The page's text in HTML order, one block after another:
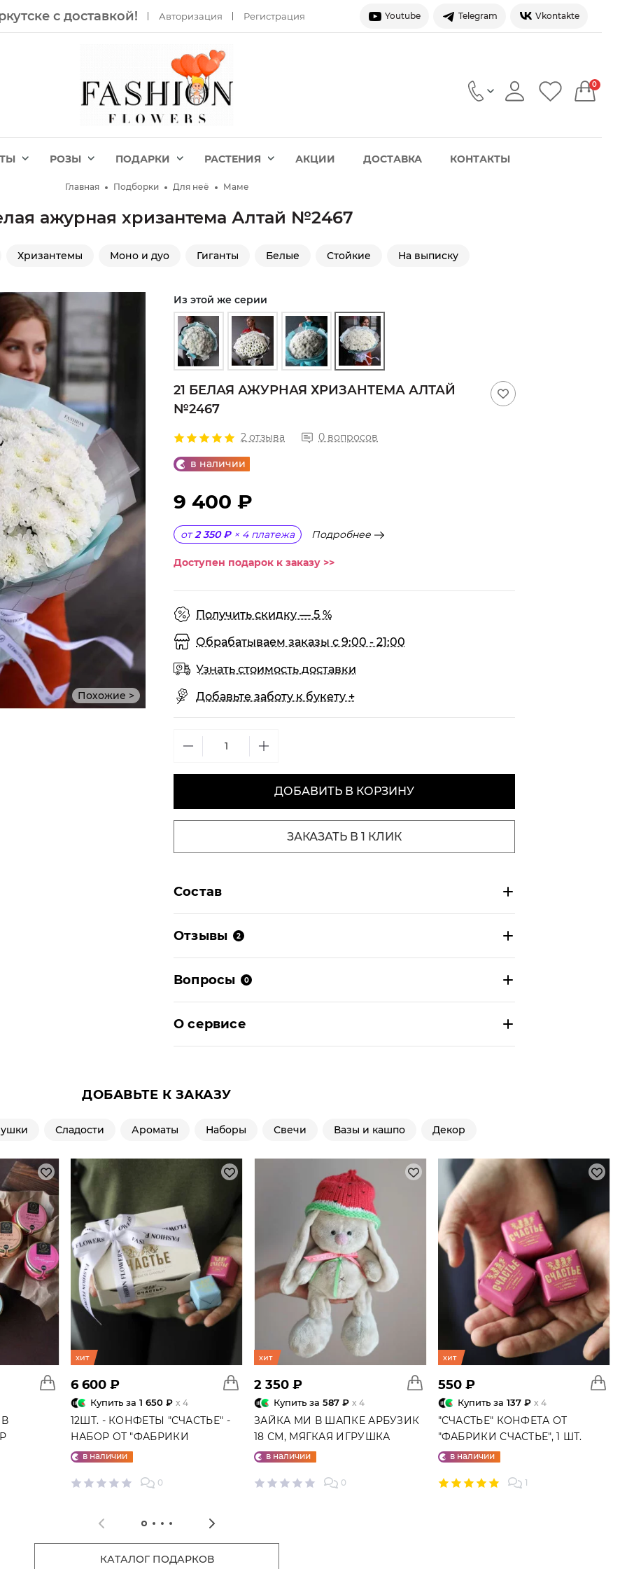
с доставкой! Авторизация Регистрация Youtube Telegram Vkontakte
0
РОЗЫ ПОДАРКИ РАСТЕНИЯ АКЦИИ ДОСТАВКА КОНТАКТЫ
Главная Подборки Для неё Маме
ажурная хризантема Алтай №2467
Хризантемы Моно и дуо Гиганты Белые Стойкие На выписку
Похожие >
Из этой же серии
21 БЕЛАЯ АЖУРНАЯ ХРИЗАНТЕМА АЛТАЙ
№2467
2 отзыва 0 вопросов
в наличии
9 400 ₽
от 2 350 ₽ × 4 платежа Подробнее
Доступен подарок к заказу >>
Получить скидку — 5 %
Обрабатываем заказы с 9:00 - 21:00
Узнать стоимость доставки
Добавьте заботу к букету +
ДОБАВИТЬ В КОРЗИНУ
ЗАКАЗАТЬ В 1 КЛИК
Состав
Отзывы 2
Вопросы 0
О сервисе
ДОБАВЬТЕ К ЗАКАЗУ
Сладости Ароматы Наборы Свечи Вазы и кашпо Декор
хит
6 600 ₽
Купить за 1 650 ₽ x 4
12ШТ. - КОНФЕТЫ "СЧАСТЬЕ" -
НАБОР ОТ "ФАБРИКИ
СЧАСТЬЕ"
в наличии
0
хит
2 350 ₽
Купить за 587 ₽ x 4
ЗАЙКА МИ В ШАПКЕ АРБУЗИК
18 СМ, МЯГКАЯ ИГРУШКА
в наличии
0
хит
550 ₽
Купить за 137 ₽ x 4
"СЧАСТЬЕ" КОНФЕТА ОТ
"ФАБРИКИ СЧАСТЬЕ", 1 ШТ.
в наличии
1
КАТАЛОГ ПОДАРКОВ